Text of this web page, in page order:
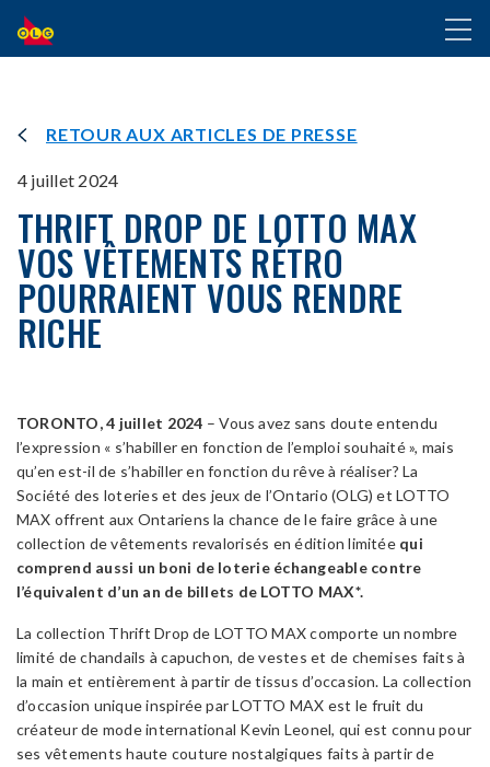
ALLER
AU
CONTENU
RETOUR AUX ARTICLES DE PRESSE
4 juillet 2024
THRIFT DROP DE LOTTO MAX
VOS VÊTEMENTS RÉTRO
POURRAIENT VOUS RENDRE
RICHE
TORONTO,4 juillet 2024 – Vous avez sans doute entendu
l’expression « s’habiller en fonction de l’emploi souhaité », mais
qu’en est-il de s’habiller en fonction du rêve à réaliser? La
Société des loteries et des jeux de l’Ontario (OLG) et LOTTO
MAX offrent aux Ontariens la chance de le faire grâce à une
collection de vêtements revalorisés en édition limitée qui
comprend aussi un boni de loterie échangeable contre
l’équivalent d’un an de billets de LOTTO MAX*.
La collection Thrift Drop de LOTTO MAX comporte un nombre
limité de chandails à capuchon, de vestes et de chemises faits à
la main et entièrement à partir de tissus d’occasion. La collection
d’occasion unique inspirée par LOTTO MAX est le fruit du
créateur de mode international Kevin Leonel, qui est connu pour
ses vêtements haute couture nostalgiques faits à partir de